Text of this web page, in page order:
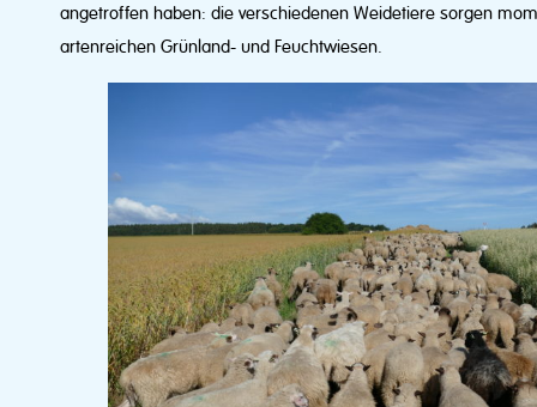
angetroffen haben: die verschiedenen Weidetiere sorgen
artenreichen Grünland- und Feuchtwiesen.